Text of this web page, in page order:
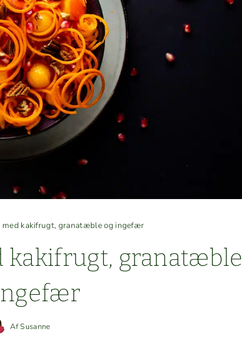
med kakifrugt, granatæble og ingefær
kak­ifrugt, granatæble
AfSusanne